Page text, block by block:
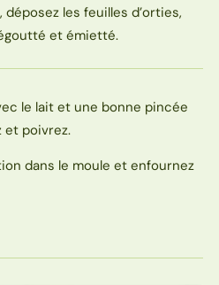
les feuilles d’orties,
et émietté.
le lait et une bonne pincée
et poivrez.
dans le moule et enfournez